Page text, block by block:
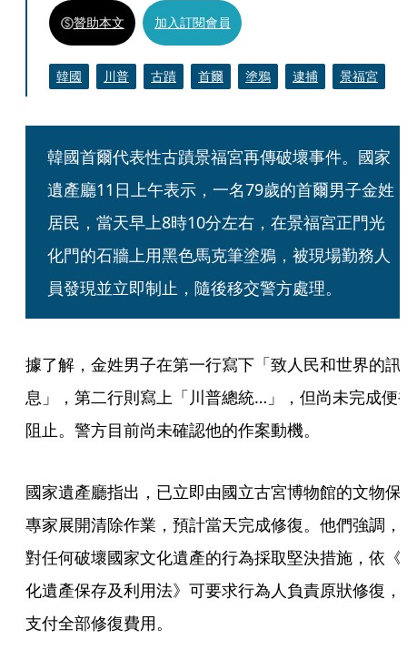
贊助本文 加入訂閱會員
韓國 川普 古蹟 首爾 塗鴉 逮捕 景福宮
韓國首爾代表性古蹟景福宮再傳破壞事件。國家
遺產廳11日上午表示，一名79歲的首爾男子金姓
居民，當天早上8時10分左右，在景福宮正門光
化門的石牆上用黑色馬克筆塗鴉，被現場勤務人
員發現並立即制止，隨後移交警方處理。
據了解，金姓男子在第一行寫下「致人民和世界的訊
息」，第二行則寫上「川普總統…」，但尚未完成便
阻止。警方目前尚未確認他的作案動機。
國家遺產廳指出，已立即由國立古宮博物館的文物保
專家展開清除作業，預計當天完成修復。他們強調，
對任何破壞國家文化遺產的行為採取堅決措施，依《
化遺產保存及利用法》可要求行為人負責原狀修復，
支付全部修復費用。